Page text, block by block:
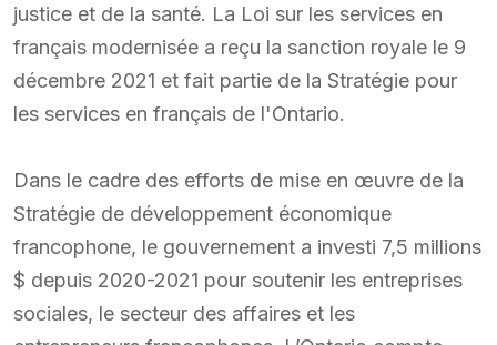
justice et de la santé. La Loi sur les services en
français modernisée a reçu la sanction royale le 9
décembre 2021 et fait partie de la Stratégie pour
les services en français de l'Ontario.
Dans le cadre des efforts de mise en œuvre de la
Stratégie de développement économique
francophone, le gouvernement a investi 7,5 millions
$ depuis 2020-2021 pour soutenir les entreprises
sociales, le secteur des affaires et les